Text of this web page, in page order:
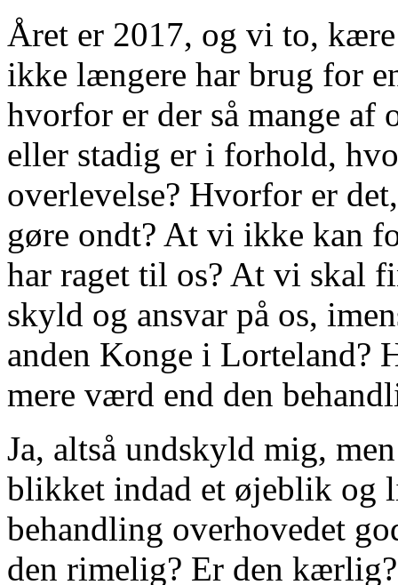
Året er 2017, og vi to, kære
ikke længere har brug for
hvorfor er der så mange af
eller stadig er i forhold,
overlevelse? Hvorfor er
gøre ondt? At vi ikke kan
har raget til os? At vi skal
skyld og ansvar på os,
anden Konge i Lorteland?
mere værd end den
Ja, altså undskyld mig,
blikket indad et øjeblik og
behandling overhovedet
den rimelig? Er den